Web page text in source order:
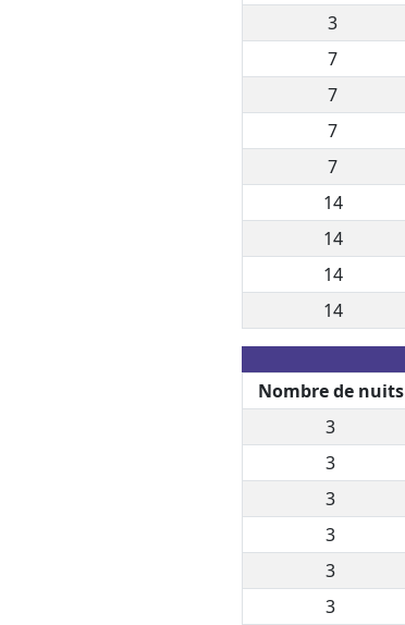
3
7
7
7
7
14
14
14
14
Nombre de nuits
3
3
3
3
3
3